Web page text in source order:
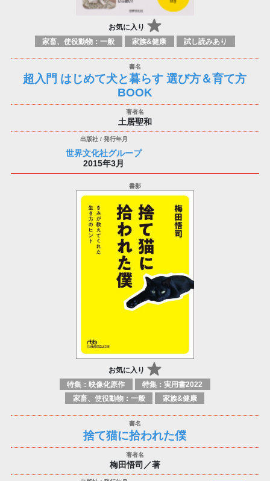
お気に入り
家畜、使役動物：一般 家族&健康 試し読みあり
超入門 はじめて犬と暮らす 選び方＆育て方
BOOK
土居聖和
世界文化社グループ
2015年3月
お気に入り
特集：映像化原作
特集：実用書2022
家畜、使役動物：一般
家族&健康
捨て猫に拾われた僕
梅田悟司／著